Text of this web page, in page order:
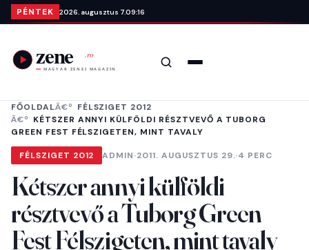
Ugrás a tartalomra
PÉNTEK 2026. augusztus 7.09:16
Keresés
FŐOLDAL
FÉLSZIGET 2012
KÉTSZER ANNYI KÜLFÖLDI RÉSZTVEVŐ A TUBORG
GREEN FEST FÉLSZIGETEN, MINT TAVALY
FÉLSZIGET 2012 ADMIN·2011. AUGUSZTUS 29.·4 PERC
Kétszer annyi külföldi
résztvevő a Tuborg Green
Fest Félszigeten, mint tavaly